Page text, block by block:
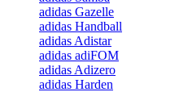
adidas Gazelle
adidas Handball
adidas Adistar
adidas adiFOM
adidas Adizero
adidas Harden